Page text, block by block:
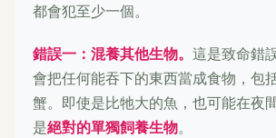
都會犯至少一個。
錯誤一：混養其他生物。 這是致命錯
會把任何能吞下的東西當成食物，包
蟹。即使是比牠大的魚，也可能在夜
是絕對的單獨飼養生物。